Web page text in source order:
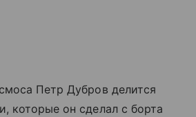
Петр Дубров делится
которые он сделал с борта